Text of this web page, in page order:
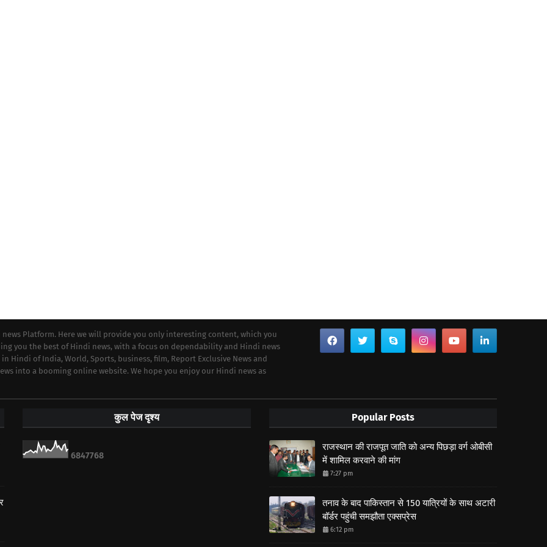
news Platform. Here we will provide you only interesting content, which you
you the best of Hindi news, with a focus on dependability and Hindi news
Hindi of India, World, Sports, business, film, Report Exclusive News and
into a booming online website. We hope you enjoy our Hindi news as
कुल पेज दृश्य
6847768
Popular Posts
राजस्थान की राजपूत जाति को अन्य पिछड़ा वर्ग ओबीसी
में शामिल करवाने की मांग
7:27 pm
तनाव के बाद पाकिस्तान से 150 यात्रियों के साथ अटारी
बॉर्डर पहुंची समझौता एक्सप्रेस
6:12 pm